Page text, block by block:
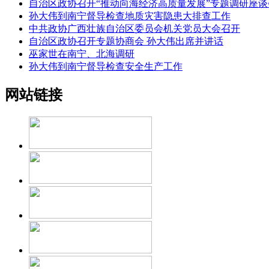
自治区政协召开“推动向海经济高质量发展”专题调研座
孙大伟到南宁督导检查地质灾害隐患大排查工作
中共政协广西壮族自治区委员会机关党员大会召开
自治区政协召开专题协商会 孙大伟出席并讲话
巫家世在南宁、北海调研
孙大伟到南宁督导检查安全生产工作
网站链接